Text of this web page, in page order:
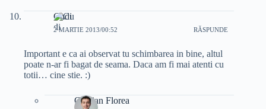
Cudi
2 MARTIE 2013/00:52 RĂSPUNDE
Important e ca ai observat tu schimbarea in bine, altul
poate n-ar fi bagat de seama. Daca am fi mai atenti cu
totii… cine stie. :)
Cristian Florea